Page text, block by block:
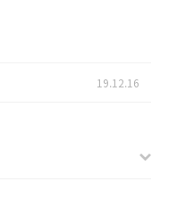
19.12.16